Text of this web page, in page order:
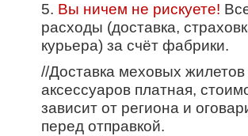
5. Вы ничем не рискуете!
расходы (доставка,
курьера) за счёт фабрики.
//Доставка меховых жилетов
аксессуаров платная,
зависит от региона и
перед отправкой.